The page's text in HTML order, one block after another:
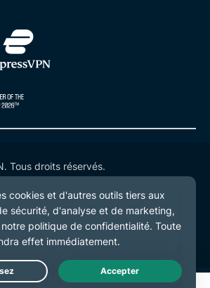
Tous droits réservés.
Live Chat